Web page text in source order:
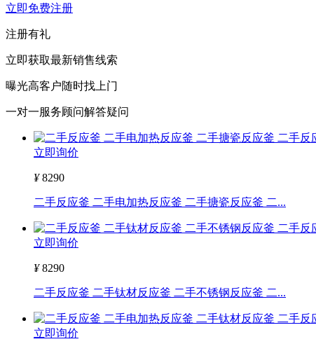
立即免费注册
注册有礼
立即获取最新销售线索
曝光高客户随时找上门
一对一服务顾问解答疑问
立即询价
¥8290
二手反应釜 二手电加热反应釜 二手搪瓷反应釜 二...
立即询价
¥8290
二手反应釜 二手钛材反应釜 二手不锈钢反应釜 二...
立即询价